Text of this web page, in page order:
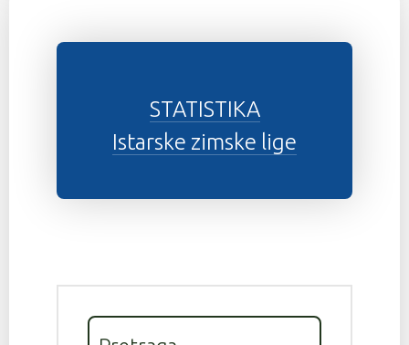
STATISTIKA
Istarske zimske lige